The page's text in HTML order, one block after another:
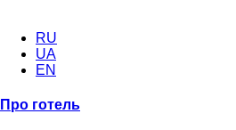
RU
UA
EN
Про готель